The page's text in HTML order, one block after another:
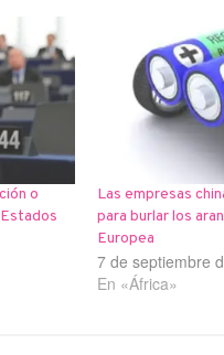
o
Las empresas
para burlar los
Europea
7 de septiembre
En «África»